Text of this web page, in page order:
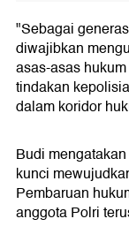
"Sebagai
diwajibkan
asas-asas
tindakan
dalam koridor
Budi
kunci
Pembaruan
anggota Polri